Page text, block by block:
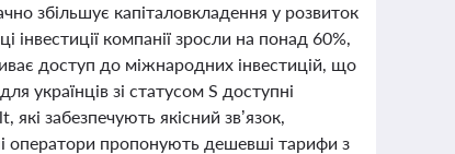
збільшує капіталовкладення у розвиток
компанії зросли на понад 60%,
доступ до міжнародних інвестицій, що
українців зі статусом S доступні
забезпечують якісний зв’язок,
оператори пропонують дешевші тарифи з